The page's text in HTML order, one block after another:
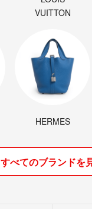
VUITTON
HERMES
すべてのブランドを